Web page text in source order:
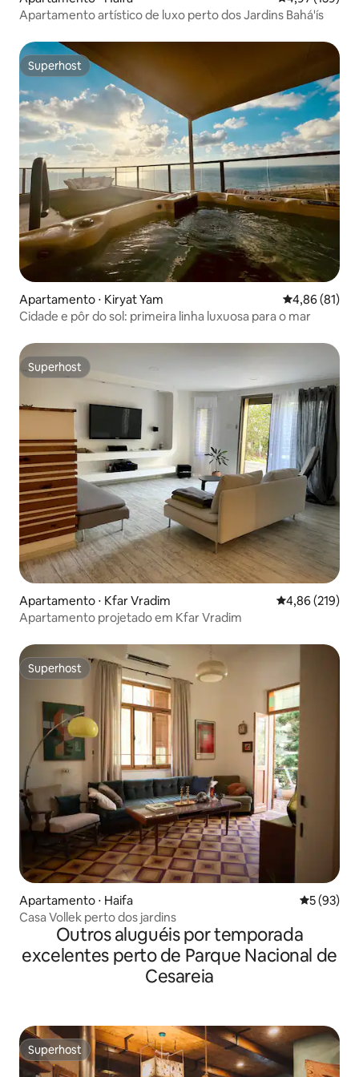
Apartamento artístico de luxo perto dos Jardins Bahá'ís
Superhost
Superhost
Apartamento ⋅ Kiryat Yam 4,86 de uma
4,86 (81)
Cidade e pôr do sol: primeira linha luxuosa para o mar
Superhost
Superhost
Apartamento ⋅ Kfar Vradim 4,86 de uma
4,86 (219)
Apartamento projetado em Kfar Vradim
Superhost
Superhost
Apartamento ⋅ Haifa 5 de uma
5 (93)
Casa Vollek perto dos jardins
Outros aluguéis por temporada
excelentes perto de Parque Nacional de
Cesareia
Superhost
Superhost